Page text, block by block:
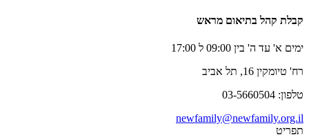
קבלת קהל בתיאום מראש
ימים א' עד ה' בין 09:00 ל 17:00
רח' טיומקין 16, תל אביב
טלפון: 03-5660504
newfamily@newfamily.org.il
תפריט